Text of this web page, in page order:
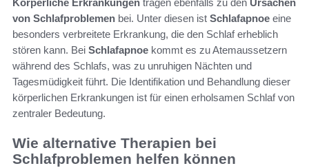
Körperliche Erkrankungen tragen ebenfalls zu den Ursachen
von Schlafproblemen bei. Unter diesen ist Schlafapnoe eine
besonders verbreitete Erkrankung, die den Schlaf erheblich
stören kann. Bei Schlafapnoe kommt es zu Atemaussetzern
während des Schlafs, was zu unruhigen Nächten und
Tagesmüdigkeit führt. Die Identifikation und Behandlung dieser
körperlichen Erkrankungen ist für einen erholsamen Schlaf von
zentraler Bedeutung.
Wie alternative Therapien bei
Schlafproblemen helfen können